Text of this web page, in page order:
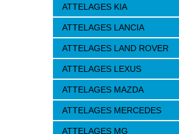
ATTELAGES KIA
ATTELAGES LANCIA
ATTELAGES LAND ROVER
ATTELAGES LEXUS
ATTELAGES MAZDA
ATTELAGES MERCEDES
ATTELAGES MG